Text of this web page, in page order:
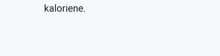
kaloriene.